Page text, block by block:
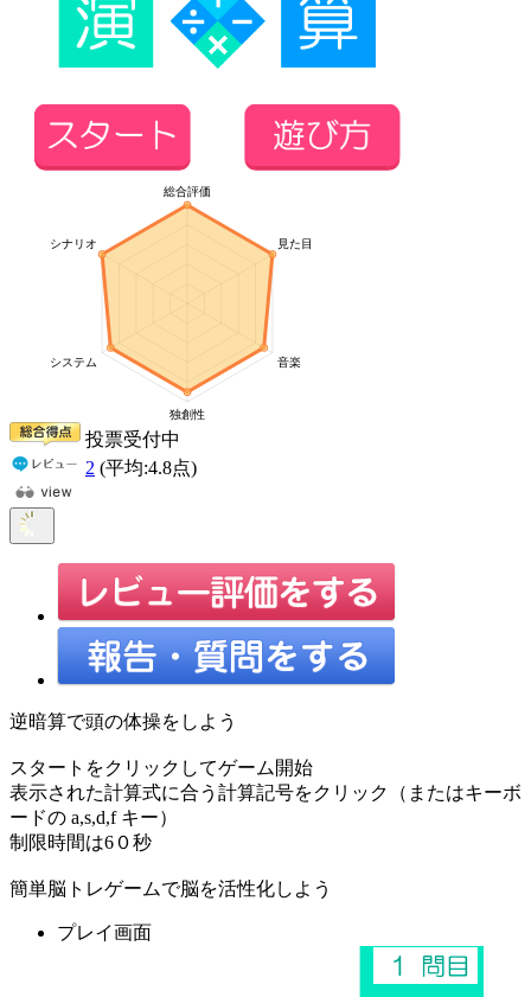
投票受付中
2 (平均:4.8点)
逆暗算で頭の体操をしよう
スタートをクリックしてゲーム開始
表示された計算式に合う計算記号をクリック（またはキーボ
ードの a,s,d,f キー）
制限時間は6０秒
簡単脳トレゲームで脳を活性化しよう
プレイ画面